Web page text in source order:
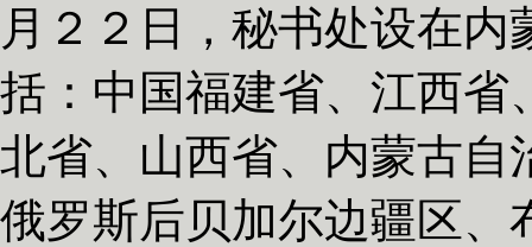
月２２日，秘书处设在
括：中国福建省、江西省
北省、山西省、内蒙古自
俄罗斯后贝加尔边疆区、